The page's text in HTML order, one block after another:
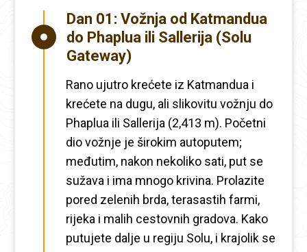
Dan 01: Vožnja od Katmandua
do Phaplua ili Sallerija (Solu
Gateway)
Rano ujutro krećete iz Katmandua i
krećete na dugu, ali slikovitu vožnju do
Phaplua ili Sallerija (2,413 m). Početni
dio vožnje je širokim autoputem;
međutim, nakon nekoliko sati, put se
sužava i ima mnogo krivina. Prolazite
pored zelenih brda, terasastih farmi,
rijeka i malih cestovnih gradova. Kako
putujete dalje u regiju Solu, i krajolik se